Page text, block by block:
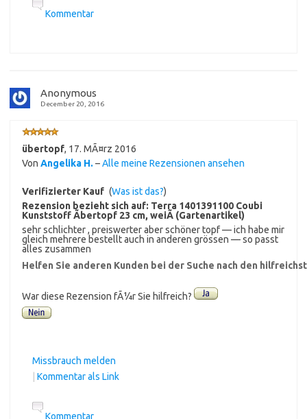
Kommentar
Anonymous
December 20, 2016
übertopf, 17. MÃ¤rz 2016
Von Angelika H. –Alle meine Rezensionen ansehen
Verifizierter Kauf (Was ist das?)
Rezension bezieht sich auf: Terra 1401391100 Coubi
Kunststoff Ãbertopf 23 cm, weiÃ (Gartenartikel)
sehr schlichter , preiswerter aber schöner topf — ich habe mir
gleich mehrere bestellt auch in anderen grössen — so passt
alles zusammen
Helfen Sie anderen Kunden bei der Suche nach den
War diese Rezension fÃ¼r Sie hilfreich?
Missbrauch melden
Kommentar als Link
Kommentar